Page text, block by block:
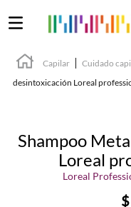
Capilar Cuidado
desintoxicación Loreal
Shampoo
Loreal
Loreal
$